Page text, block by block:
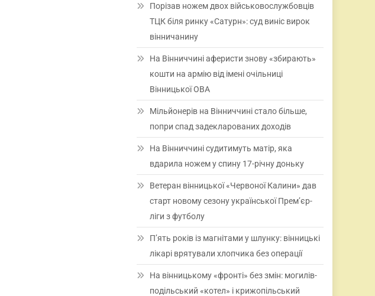
Порізав ножем двох військовослужбовців
ТЦК біля ринку «Сатурн»: суд виніс вирок
вінничанину
На Вінниччині аферисти знову «збирають»
кошти на армію від імені очільниці
Вінницької ОВА
Мільйонерів на Вінниччині стало більше,
попри спад задекларованих доходів
На Вінниччині судитимуть матір, яка
вдарила ножем у спину 17-річну доньку
Ветеран вінницької «Червоної Калини» дав
старт новому сезону української Прем’єр-
ліги з футболу
П’ять років із магнітами у шлунку: вінницькі
лікарі врятували хлопчика без операції
На вінницькому «фронті» без змін: могилів-
подільський «котел» і крижопільський